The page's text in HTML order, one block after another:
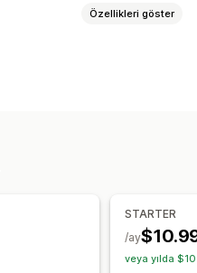
Özellikleri göster
Barkodlar
STARTER
/ay
veya yılda